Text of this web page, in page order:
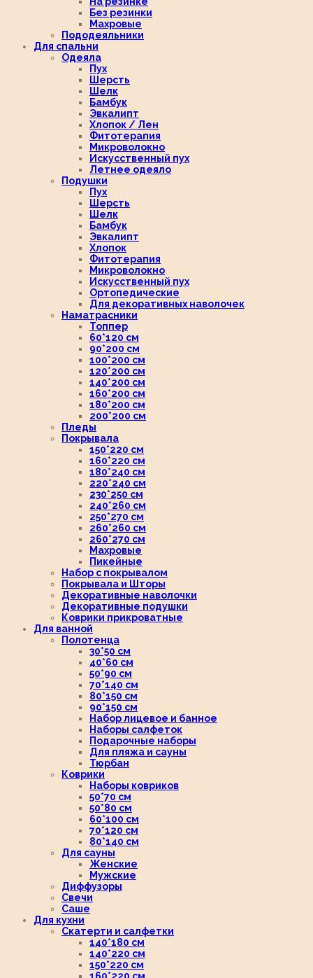
Без резинки
Махровые
Пододеяльники
Для спальни
Одеяла
Пух
Шерсть
Шелк
Бамбук
Эвкалипт
Хлопок / Лен
Фитотерапия
Микроволокно
Искусственный пух
Летнее одеяло
Подушки
Пух
Шерсть
Шелк
Бамбук
Эвкалипт
Хлопок
Фитотерапия
Микроволокно
Искусственный пух
Ортопедические
Для декоративных наволочек
Наматрасники
Топпер
60*120 см
90*200 см
100*200 см
120*200 см
140*200 см
160*200 см
180*200 см
200*200 см
Пледы
Покрывала
150*220 см
160*220 см
180*240 см
220*240 см
230*250 см
240*260 см
250*270 см
260*260 см
260*270 см
Махровые
Пикейные
Набор с покрывалом
Покрывала и Шторы
Декоративные наволочки
Декоративные подушки
Коврики прикроватные
Для ванной
Полотенца
30*50 см
40*60 см
50*90 см
70*140 см
80*150 см
90*150 см
Набор лицевое и банное
Наборы салфеток
Подарочные наборы
Для пляжа и сауны
Тюрбан
Коврики
Наборы ковриков
50*70 см
50*80 см
60*100 см
70*120 см
80*140 см
Для сауны
Женские
Мужские
Диффузоры
Свечи
Саше
Для кухни
Скатерти и салфетки
140*180 см
140*220 см
150*220 см
160*220 см